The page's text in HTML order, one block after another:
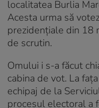
localitatea Burlia
Acesta urma să
prezidențiale din 18
de scrutin.
Omului i s-a făcut
cabina de vot. La
echipaj de la
procesul electoral a